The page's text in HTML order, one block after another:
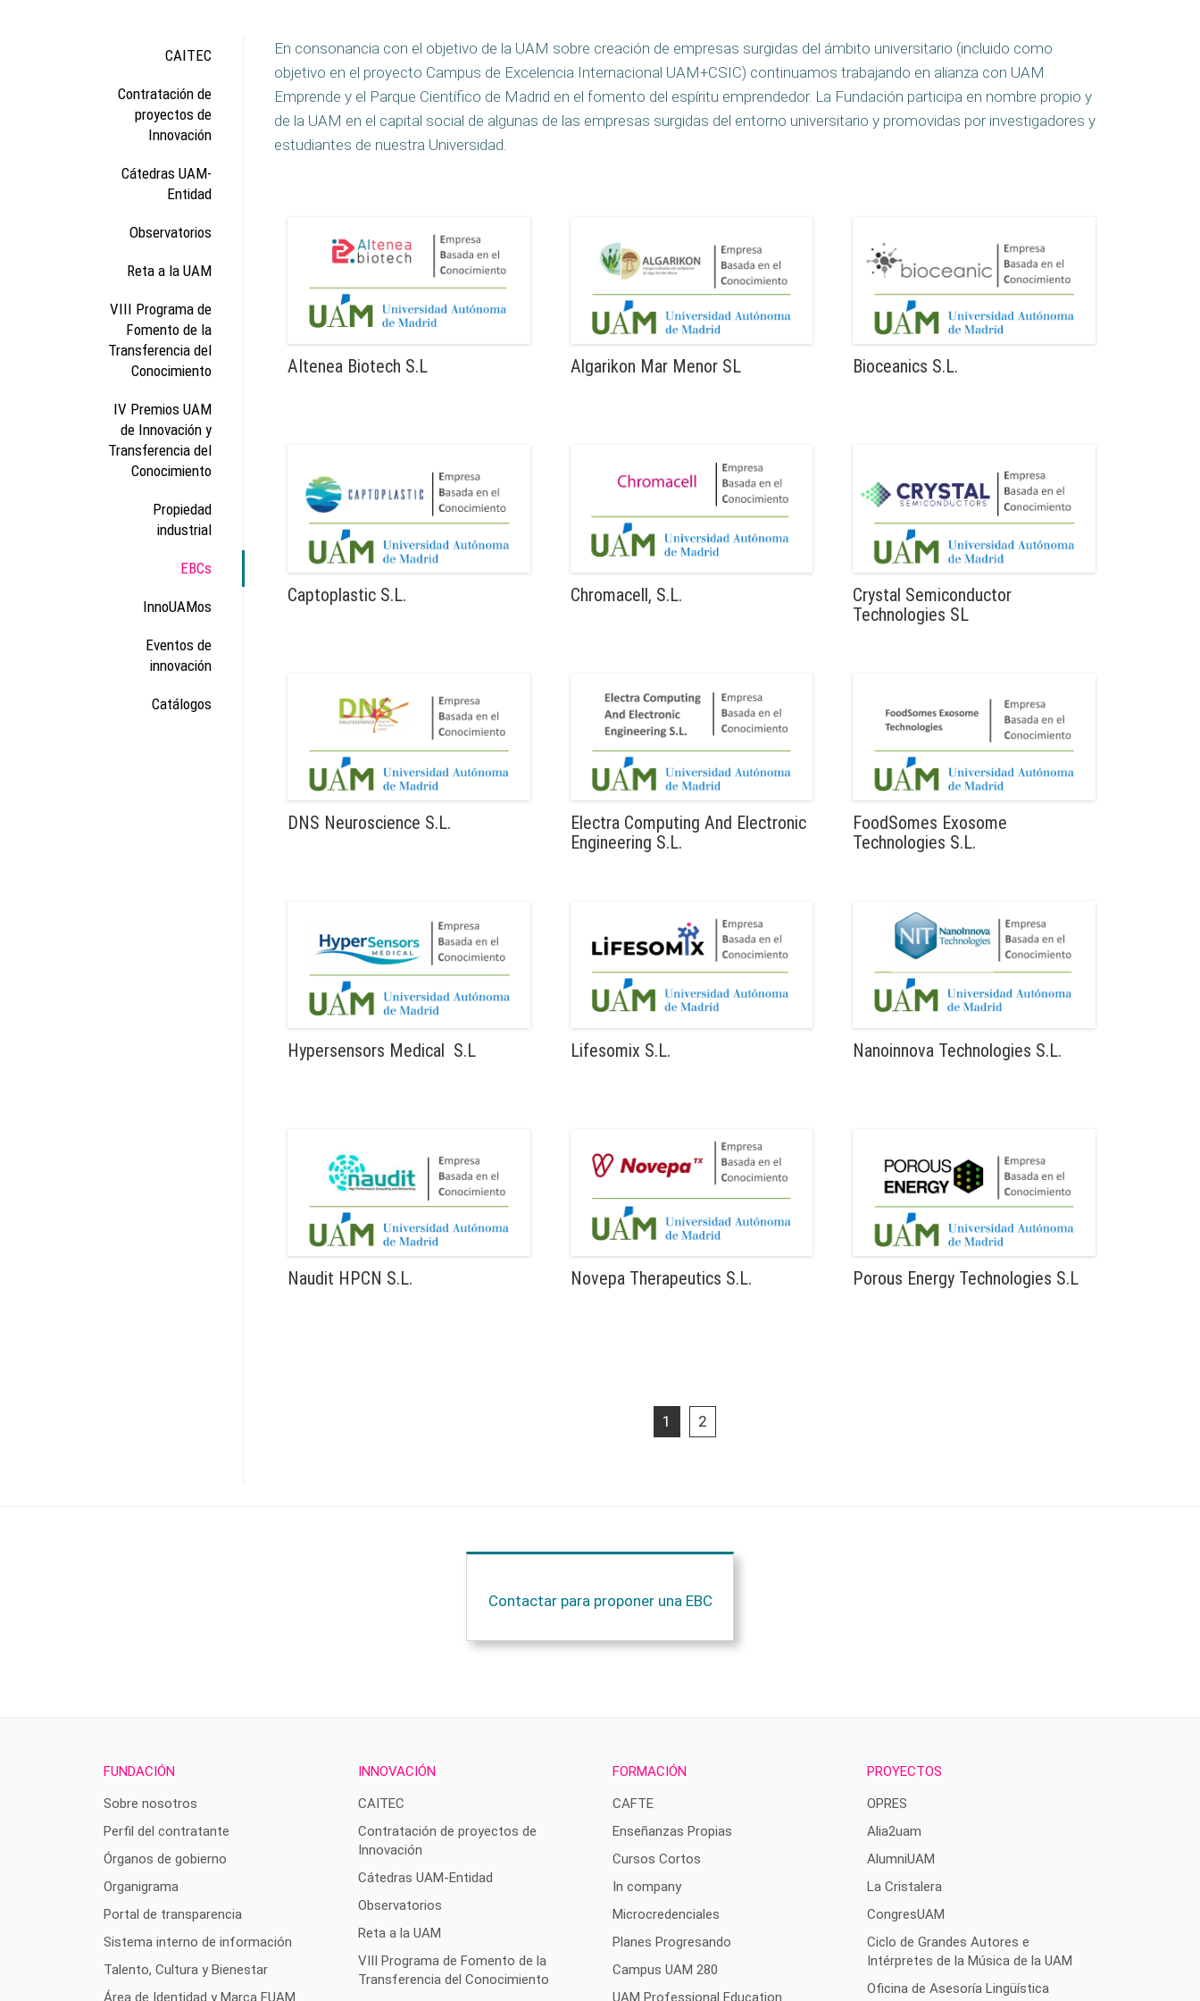
CAITEC
Contratación de
proyectos de
Innovación
Cátedras UAM-
Entidad
Observatorios
Reta a la UAM
VIII Programa de
Fomento de la
Transferencia del
Conocimiento
IV Premios UAM
de Innovación y
Transferencia del
Conocimiento
Propiedad
industrial
EBCs
InnoUAMos
Eventos de
innovación
Catálogos
En consonancia con el objetivo de la UAM sobre creación de empresas surgidas del ámbito universitario (incluido como
objetivo en el proyecto Campus de Excelencia Internacional UAM+CSIC) continuamos trabajando en alianza con UAM
Emprende y el Parque Científico de Madrid en el fomento del espíritu emprendedor. La Fundación participa en nombre propio y
de la UAM en el capital social de algunas de las empresas surgidas del entorno universitario y promovidas por investigadores y
estudiantes de nuestra Universidad.
AItenea Biotech S.L Algarikon Mar Menor SL Bioceanics S.L.
Captoplastic S.L. Chromacell, S.L.
Crystal Semiconductor
Technologies SL
DNS Neuroscience S.L.
Electra Computing And Electronic
Engineering S.L.
FoodSomes Exosome
Technologies S.L.
Hypersensors Medical S.L Lifesomix S.L. Nanoinnova Technologies S.L.
Naudit HPCN S.L. Novepa Therapeutics S.L. Porous Energy Technologies S.L
1 2
Contactar para proponer una EBC
FUNDACIÓN
Sobre nosotros
Perfil del contratante
Órganos de gobierno
Organigrama
Portal de transparencia
Sistema interno de información
Talento, Cultura y Bienestar
Área de Identidad y Marca FUAM
INNOVACIÓN
CAITEC
Contratación de proyectos de
Innovación
Cátedras UAM-Entidad
Observatorios
Reta a la UAM
VIII Programa de Fomento de la
Transferencia del Conocimiento
FORMACIÓN
CAFTE
Enseñanzas Propias
Cursos Cortos
In company
Microcredenciales
Planes Progresando
Campus UAM 280
UAM Professional Education
PROYECTOS
OPRES
Alia2uam
AlumniUAM
La Cristalera
CongresUAM
Ciclo de Grandes Autores e
Intérpretes de la Música de la UAM
Oficina de Asesoría Lingüística